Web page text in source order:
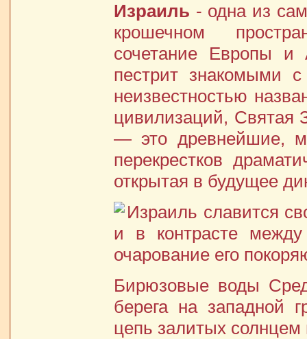
Израиль - одна из
крошечном
сочетание Европы и
пестрит знакомыми
неизвестностью
цивилизаций, Святая
— это древнейшие,
перекрестков
открытая в будущее
Израиль славится
и в контрасте
очарование его
Бирюзовые воды
берега на западной
цепь залитых